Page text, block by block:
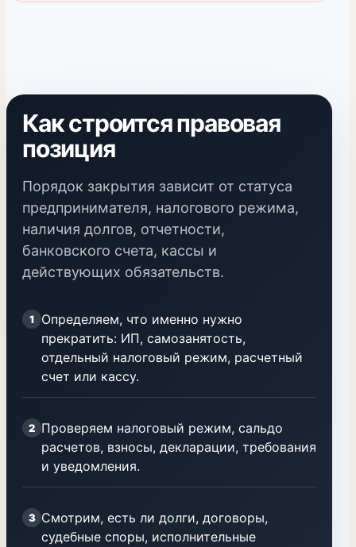
Как строится правовая
позиция
Порядок закрытия зависит от статуса
предпринимателя, налогового режима,
наличия долгов, отчетности,
банковского счета, кассы и
действующих обязательств.
1
Определяем, что именно нужно
прекратить: ИП, самозанятость,
отдельный налоговый режим, расчетный
счет или кассу.
2 Проверяем налоговый режим, сальдо
расчетов, взносы, декларации, требования
и уведомления.
3 Смотрим, есть ли долги, договоры,
судебные споры, исполнительные